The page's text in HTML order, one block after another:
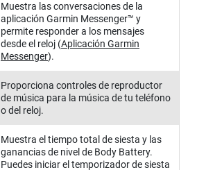
Muestra las conversaciones de la
aplicación Garmin Messenger™ y
permite responder a los mensajes
desde el reloj (Aplicación Garmin
Messenger).
Proporciona controles de reproductor
de música para la música de tu teléfono
o del reloj.
Muestra el tiempo total de siesta y las
ganancias de nivel de Body Battery.
Puedes iniciar el temporizador de siesta